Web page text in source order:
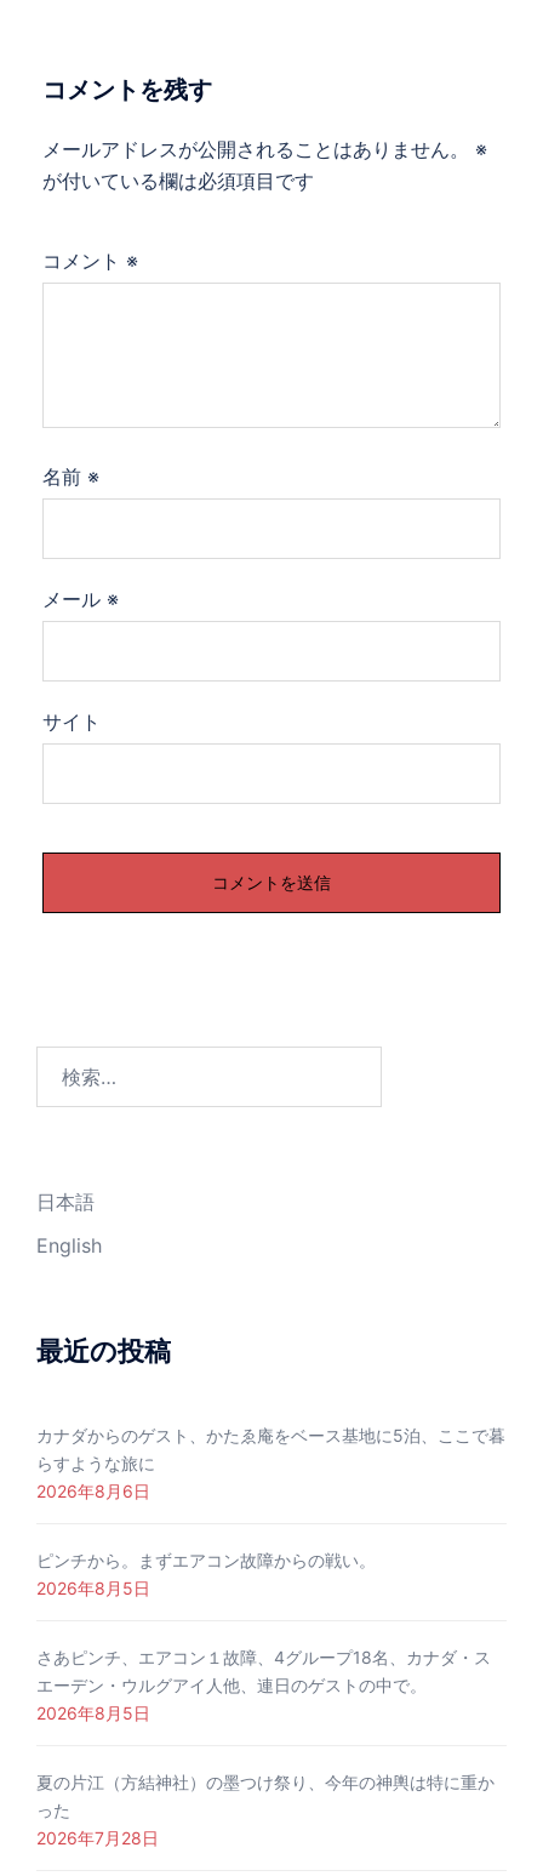
コメントを残す
メールアドレスが公開されることはありません。
※
が付いている欄は必須項目です
コメント ※
名前 ※
メール ※
サイト
日本語
English
最近の投稿
カナダからのゲスト、かたゑ庵をベース基地に5泊、ここで暮
らすような旅に
2026年8月6日
ピンチから。まずエアコン故障からの戦い。
2026年8月5日
さあピンチ、エアコン１故障、4グループ18名、カナダ・ス
エーデン・ウルグアイ人他、連日のゲストの中で。
2026年8月5日
夏の片江（方結神社）の墨つけ祭り、今年の神輿は特に重か
った
2026年7月28日